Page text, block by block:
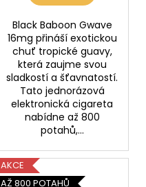
Black Baboon Gwave
16mg přináší exotickou
chuť tropické guavy,
která zaujme svou
sladkostí a šťavnatostí.
Tato jednorázová
elektronická cigareta
nabídne až 800
potahů,...
AKCE
AŽ 800 POTAHŮ